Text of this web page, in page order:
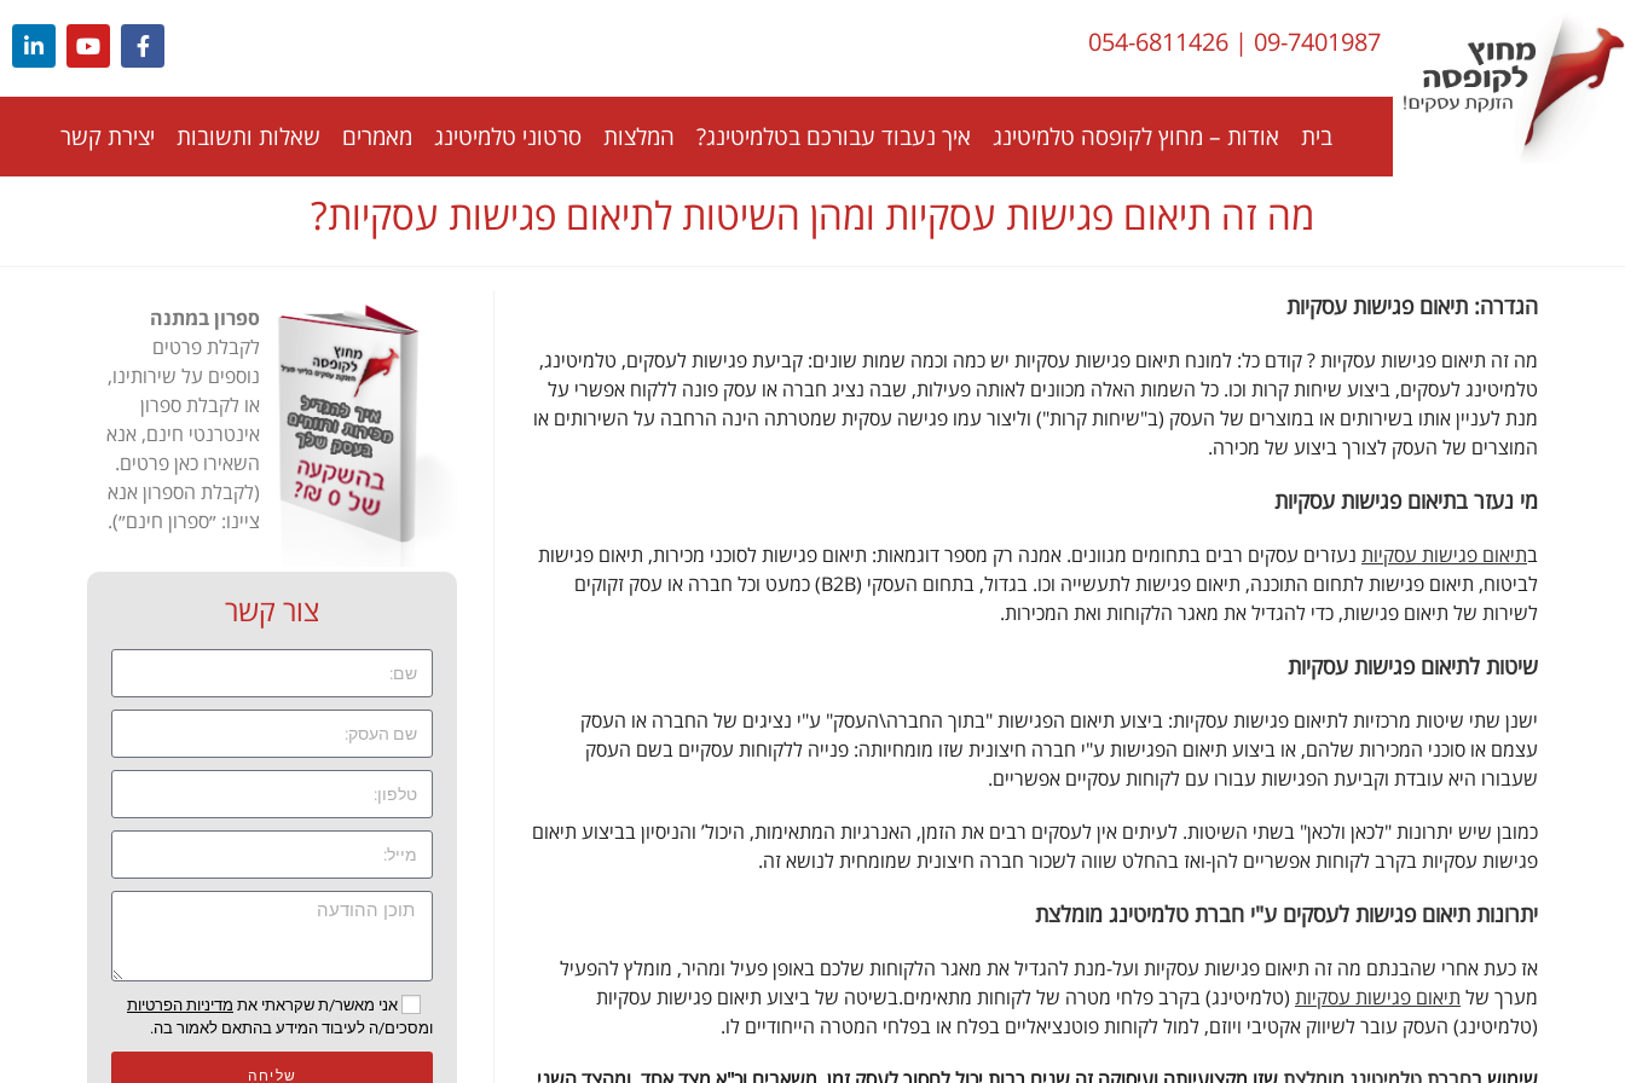
09-7401987
|
054-6811426
בית אודות – מחוץ לקופסה טלמיטינג איך נעבוד עבורכם בטלמיטינג? המלצות סרטוני טלמיטינג מאמרים שאלות ותשובות יצירת קשר
מה זה תיאום פגישות עסקיות ומהן השיטות לתיאום פגישות עסקיות?
הגדרה: תיאום פגישות עסקיות
מה זה תיאום פגישות עסקיות ? קודם כל: למונח תיאום פגישות עסקיות יש כמה וכמה שמות שונים: קביעת פגישות לעסקים, טלמיטינג,
טלמיטינג לעסקים, ביצוע שיחות קרות וכו. כל השמות האלה מכוונים לאותה פעילות, שבה נציג חברה או עסק פונה ללקוח אפשרי על
מנת לעניין אותו בשירותים או במוצרים של העסק (ב"שיחות קרות") וליצור עמו פגישה עסקית שמטרתה הינה הרחבה על השירותים או
המוצרים של העסק לצורך ביצוע של מכירה.
מי נעזר בתיאום פגישות עסקיות
בתיאום פגישות עסקיות נעזרים עסקים רבים בתחומים מגוונים. אמנה רק מספר דוגמאות: תיאום פגישות לסוכני מכירות, תיאום פגישות
לביטוח, תיאום פגישות לתחום התוכנה, תיאום פגישות לתעשייה וכו. בגדול, בתחום העסקי (B2B) כמעט וכל חברה או עסק זקוקים
לשירות של תיאום פגישות, כדי להגדיל את מאגר הלקוחות ואת המכירות.
שיטות לתיאום פגישות עסקיות
ישנן שתי שיטות מרכזיות לתיאום פגישות עסקיות: ביצוע תיאום הפגישות "בתוך החברה\העסק" ע"י נציגים של החברה או העסק
עצמם או סוכני המכירות שלהם, או ביצוע תיאום הפגישות ע"י חברה חיצונית שזו מומחיותה: פנייה ללקוחות עסקיים בשם העסק
שעבורו היא עובדת וקביעת הפגישות עבורו עם לקוחות עסקיים אפשריים.
כמובן שיש יתרונות "לכאן ולכאן" בשתי השיטות. לעיתים אין לעסקים רבים את הזמן, האנרגיות המתאימות, היכול’ והניסיון בביצוע תיאום
פגישות עסקיות בקרב לקוחות אפשריים להן-ואז בהחלט שווה לשכור חברה חיצונית שמומחית לנושא זה.
יתרונות תיאום פגישות לעסקים ע"י חברת טלמיטינג מומלצת
אז כעת אחרי שהבנתם מה זה תיאום פגישות עסקיות ועל-מנת להגדיל את מאגר הלקוחות שלכם באופן פעיל ומהיר, מומלץ להפעיל
מערך של תיאום פגישות עסקיות (טלמיטינג) בקרב פלחי מטרה של לקוחות מתאימים.בשיטה של ביצוע תיאום פגישות עסקיות
(טלמיטינג) העסק עובר לשיווק אקטיבי ויוזם, למול לקוחות פוטנציאליים בפלח או בפלחי המטרה הייחודיים לו.
ספרון במתנה
לקבלת פרטים
נוספים על שירותינו,
או לקבלת ספרון
אינטרנטי חינם, אנא
השאירו כאן פרטים.
(לקבלת הספרון אנא
ציינו: ״ספרון חינם״).
צור קשר
אני מאשר/ת שקראתי את מדיניות הפרטיות
ומסכים/ה לעיבוד המידע בהתאם לאמור בה.
שליחה